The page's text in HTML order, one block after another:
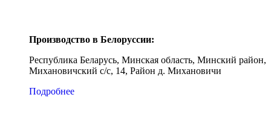
Производство в Белоруссии:
Республика Беларусь, Минская область, Минский район,
Михановичский с/с, 14, Район д. Михановичи
Подробнее